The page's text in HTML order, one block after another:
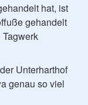
hat, ist
gehandelt
Unterharthof
genau so viel